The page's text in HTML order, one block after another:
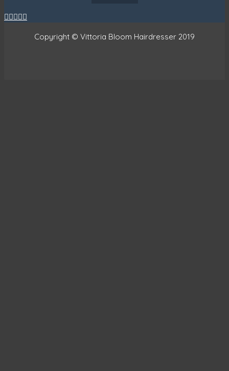

Copyright © Vittoria Bloom Hairdresser 2019